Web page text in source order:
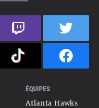
ÉQUIPES
Atlanta Hawks